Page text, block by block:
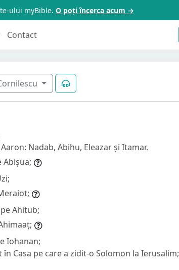
ului myBible. O poți încerca acum →
Contact
Nadab, Abihu, Eleazar și Itamar.
Abișua;
Ahitub;
Iohanan;
Casa pe care a zidit-o Solomon la Ierusalim;